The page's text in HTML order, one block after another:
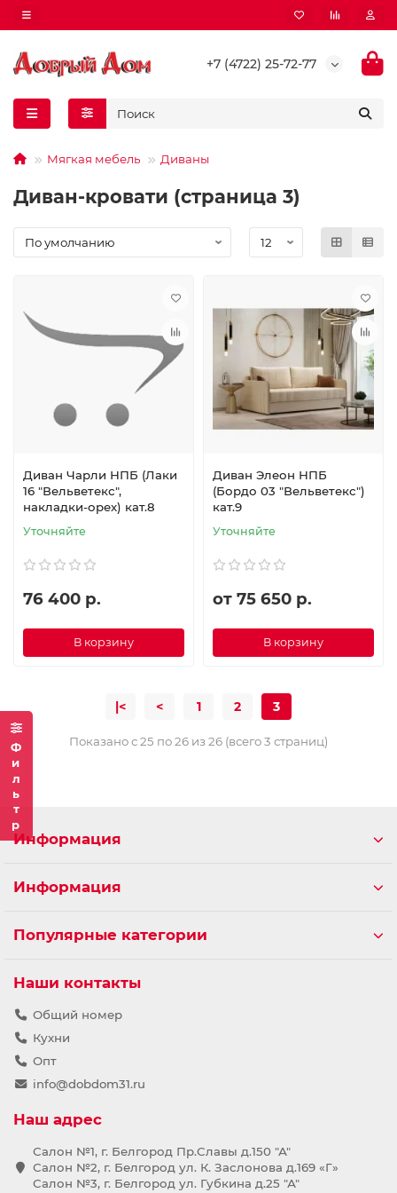
+7 (4722) 25-72-77
Мягкая мебель Диваны
Диван-кровати (страница 3)
Фильтр
Диван Чарли НПБ (Лаки
16 "Вельветекс",
накладки-орех) кат.8
Уточняйте
76 400 р.
В корзину
Диван Элеон НПБ
(Бордо 03 "Вельветекс")
кат.9
Уточняйте
от 75 650 р.
В корзину
|< < 1 2 3
Показано с 25 по 26 из 26 (всего 3 страниц)
Информация
Информация
Популярные категории
Наши контакты
Общий номер
Кухни
Опт
info@dobdom31.ru
Наш адрес
Салон №1, г. Белгород Пр.Славы д.150 "А"
Салон №2, г. Белгород ул. К. Заслонова д.169 «Г»
Салон №3, г. Белгород ул. Губкина д.25 "А"